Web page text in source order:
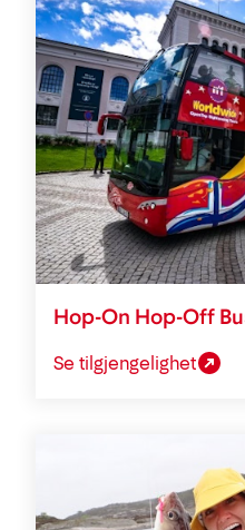
Hop-On Hop-Off
Se tilgjengelighet